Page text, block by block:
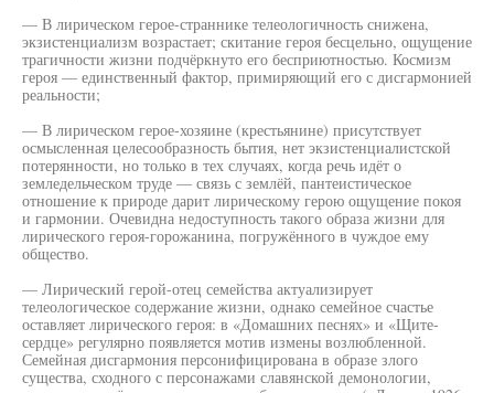
— В лирическом герое-страннике телеологичность снижена,
экзистенциализм возрастает; скитание героя бесцельно, ощущение
трагичности жизни подчёркнуто его бесприютностью. Космизм
героя — единственный фактор, примиряющий его с дисгармонией
реальности;
— В лирическом герое-хозяине (крестьянине) присутствует
осмысленная целесообразность бытия, нет экзистенциалистской
потерянности, но только в тех случаях, когда речь идёт о
земледельческом труде — связь с землёй, пантеистическое
отношение к природе дарит лирическому герою ощущение покоя
и гармонии. Очевидна недоступность такого образа жизни для
лирического героя-горожанина, погружённого в чуждое ему
общество.
— Лирический герой-отец семейства актуализирует
телеологическое содержание жизни, однако семейное счастье
оставляет лирического героя: в «Домашних песнях» и «Щите-
сердце» регулярно появляется мотив измены возлюбленной.
Семейная дисгармония персонифицирована в образе злого
существа, сходного с персонажами славянской демонологии,